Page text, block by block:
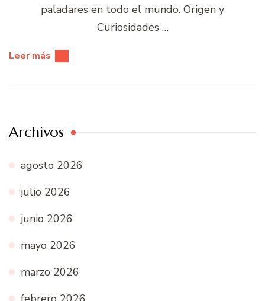
paladares en todo el mundo. Origen y
Curiosidades …
Leer más
Archivos
agosto 2026
julio 2026
junio 2026
mayo 2026
marzo 2026